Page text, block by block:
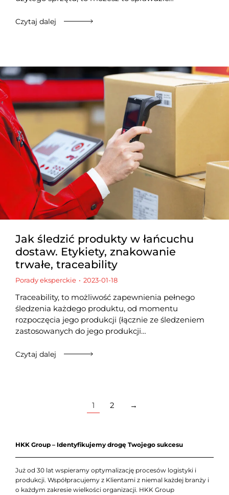
Czytaj dalej
Jak śledzić produkty w łańcuchu
dostaw. Etykiety, znakowanie
trwałe, traceability
Porady eksperckie 2023-01-18
Traceability, to możliwość zapewnienia pełnego
śledzenia każdego produktu, od momentu
rozpoczęcia jego produkcji (łącznie ze śledzeniem
zastosowanych do jego produkcji…
Czytaj dalej
1 2 →
HKK Group – Identyfikujemy drogę Twojego sukcesu
Już od 30 lat wspieramy optymalizację procesów logistyki i
produkcji. Współpracujemy z Klientami z niemal każdej branży i
o każdym zakresie wielkości organizacji. HKK Group